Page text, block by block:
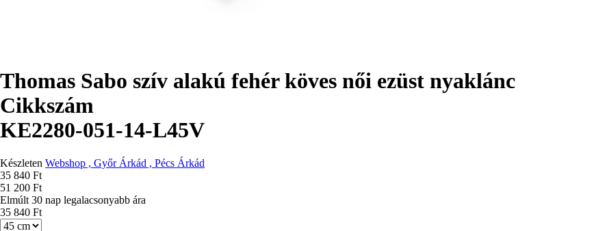
Thomas Sabo szív alakú fehér köves női ezüst nyaklánc
Cikkszám
KE2280-051-14-L45V
Készleten Webshop , Győr Árkád , Pécs Árkád
Ár
35 840 Ft
51 200 Ft
Elmúlt 30 nap legalacsonyabb ára
35 840 Ft
Méret